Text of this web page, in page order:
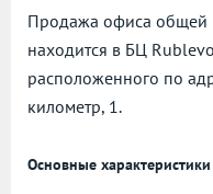
Продажа офиса
находится в БЦ
расположенного по
километр, 1.
Основные